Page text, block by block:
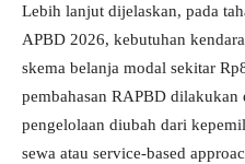
Lebih lanjut dijelaskan, pada
APBD 2026, kebutuhan
skema belanja modal sekitar
pembahasan RAPBD dilakukan
pengelolaan diubah dari
sewa atau service-based